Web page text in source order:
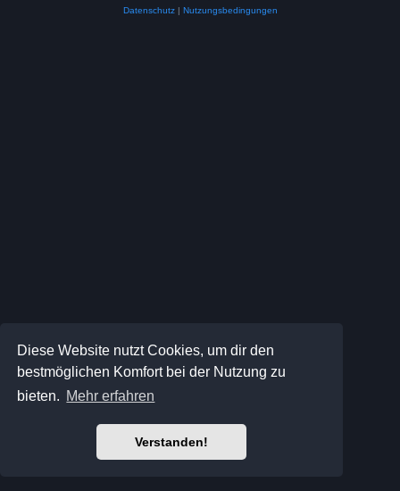
Diese Website nutzt Cookies, um dir den
bestmöglichen Komfort bei der Nutzung zu
bieten. Mehr erfahren
Verstanden!
Datenschutz| Nutzungsbedingungen